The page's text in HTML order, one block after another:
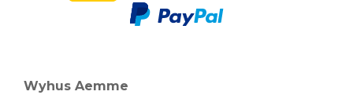
Wyhus Aemme